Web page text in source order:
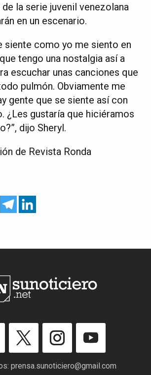
la serie juvenil venezolana
en un escenario.
siente como yo me siento en
tengo una nostalgia así a
escuchar unas canciones que
pulmón. Obviamente me
gente que se siente así con
¿Les gustaría que hiciéramos
dijo Sheryl.
de Revista Ronda
prensa.sunoticiero@gmail.com